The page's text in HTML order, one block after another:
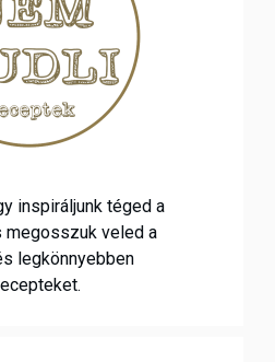
inspiráljunk téged a
megosszuk veled a
legkönnyebben